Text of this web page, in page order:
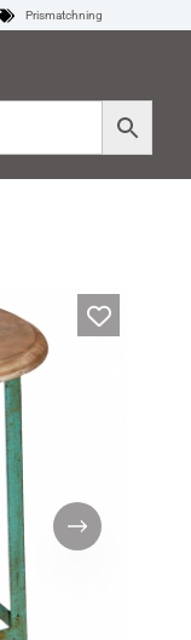
Prismatchning